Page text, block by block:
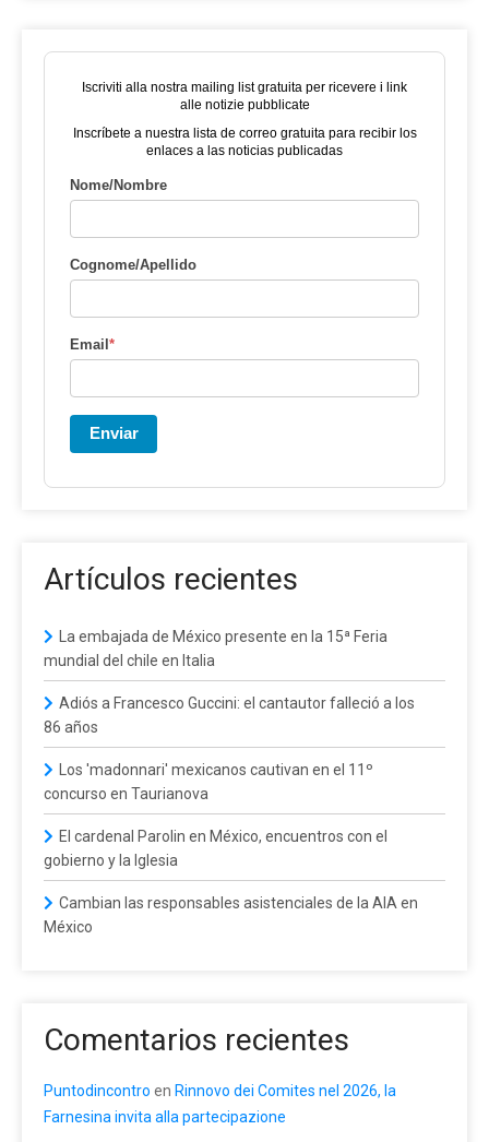
Iscriviti alla nostra mailing list gratuita per ricevere i link
alle notizie pubblicate
Inscríbete a nuestra lista de correo gratuita para recibir los
enlaces a las noticias publicadas
Nome/Nombre
Cognome/Apellido
Email *
Enviar
Artículos recientes
La embajada de México presente en la 15ª Feria
mundial del chile en Italia
Adiós a Francesco Guccini: el cantautor falleció a los
86 años
Los 'madonnari' mexicanos cautivan en el 11º
concurso en Taurianova
El cardenal Parolin en México, encuentros con el
gobierno y la Iglesia
Cambian las responsables asistenciales de la AIA en
México
Comentarios recientes
Puntodincontro en Rinnovo dei Comites nel 2026, la
Farnesina invita alla partecipazione